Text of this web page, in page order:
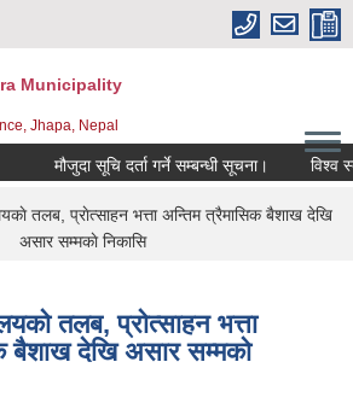
Municipality
Jhapa, Nepal
मौजुदा सूचि दर्ता गर्ने सम्बन्धी सूचना। विश्व
तलब, प्राेत्साहन भत्ता अन्तिम त्रैमासिक बैशाख देखि
असार सम्मकाे निकासि
तलब, प्राेत्साहन भत्ता
बैशाख देखि असार सम्मकाे